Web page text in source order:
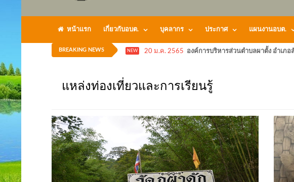
หน้าแรก เกี่ยวกับอบต. บุคลากร ประกาศ แผนงานอบต.
BREAKING NEWS NEW 20 ม.ค. 2565 องค์การบริหารส่วนตำบลผาตั้ง อำเภ
แหล่งท่องเที่ยวและการเรียนรู้